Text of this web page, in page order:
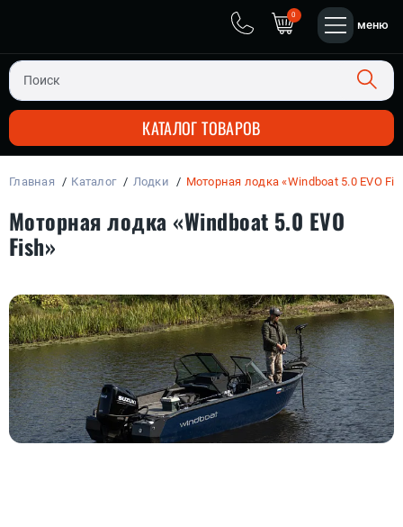
0
меню
КАТАЛОГ ТОВАРОВ
Главная Каталог Лодки Моторная лодка «Windboat 5.0 EVO
Моторная лодка «Windboat 5.0 EVO
Fish»